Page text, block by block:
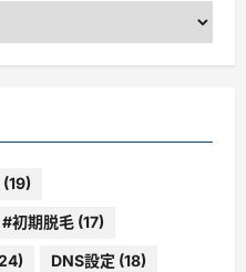
(19)
#初期脱毛 (17)
DNS設定 (18)